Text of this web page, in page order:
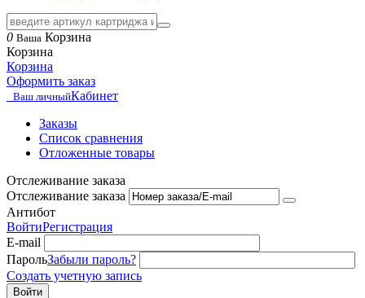
0 Ваша Корзина
Корзина
Корзина
Оформить заказ
Ваш личныйКабинет
Заказы
Список сравнения
Отложенные товары
Отслеживание заказа
Отслеживание заказа
Антибот
ВойтиРегистрация
E-mail
ПарольЗабыли пароль?
Создать учетную запись
Войти